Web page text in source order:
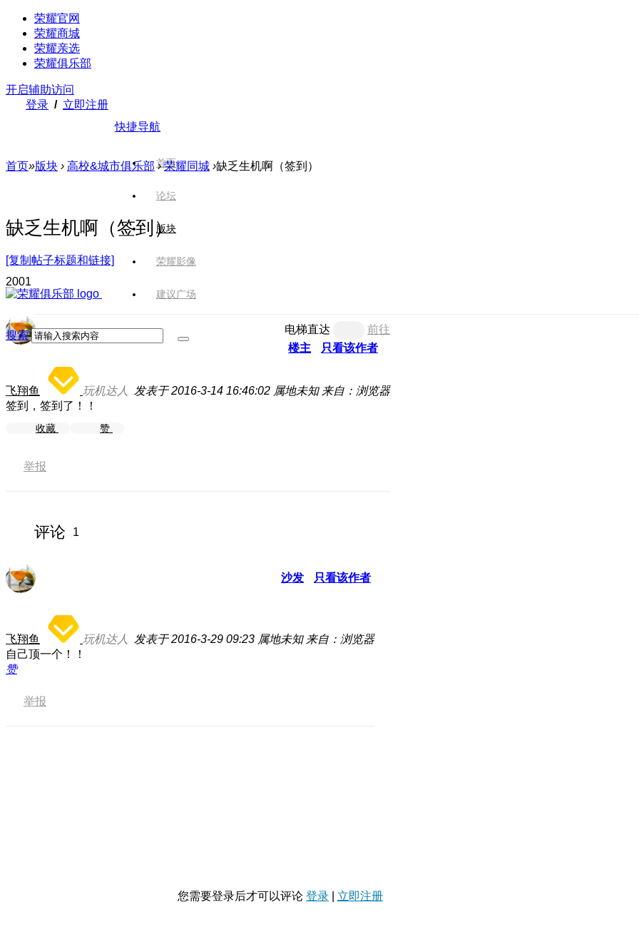
荣耀官网
荣耀商城
荣耀亲选
荣耀俱乐部
开启辅助访问
登录 / 立即注册
快捷导航
首页
论坛
版块
荣耀影像
建议广场
搜索
首页»版块 › 高校&城市俱乐部 › 荣耀同城 ›缺乏生机啊（签到）
缺乏生机啊（签到）
[复制帖子标题和链接]
2001
电梯直达
前往
楼主
只看该作者
飞翔鱼 玩机达人 发表于 2016-3-14 16:46:02 属地未知 来自：浏览器
签到，签到了！！
收藏 赞
举报
评论 1
沙发 只看该作者
飞翔鱼 玩机达人 发表于 2016-3-29 09:23 属地未知 来自：浏览器
自己顶一个！！
赞
举报
您需要登录后才可以评论 登录 立即注册